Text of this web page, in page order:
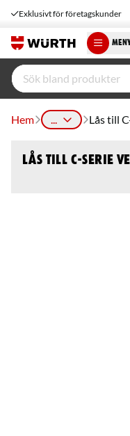
Exklusivt för företagskunder
Hem ... Lås till
Lås till C-serie